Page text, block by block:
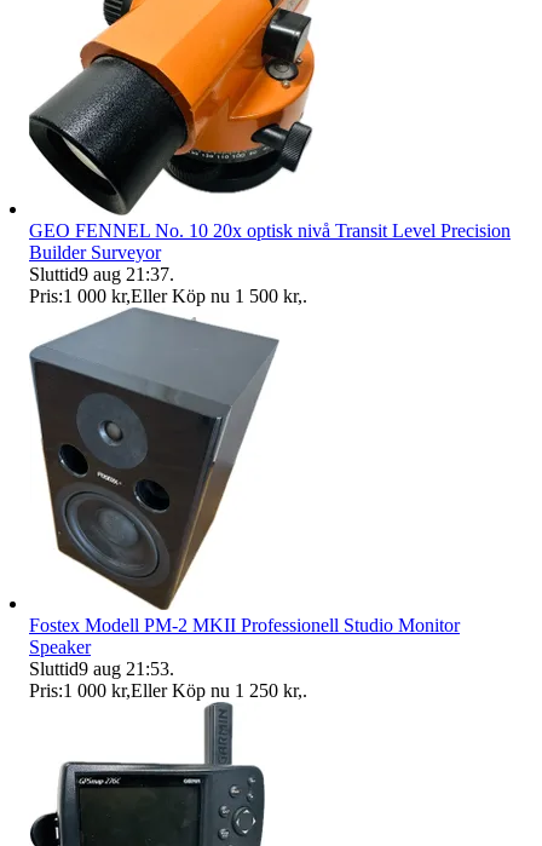
GEO FENNEL No. 10 20x optisk nivå Transit Level Precision
Builder Surveyor
Sluttid9 aug 21:37.
Pris:1 000 kr,Eller Köp nu 1 500 kr,.
Fostex Modell PM-2 MKII Professionell Studio Monitor
Speaker
Sluttid9 aug 21:53.
Pris:1 000 kr,Eller Köp nu 1 250 kr,.